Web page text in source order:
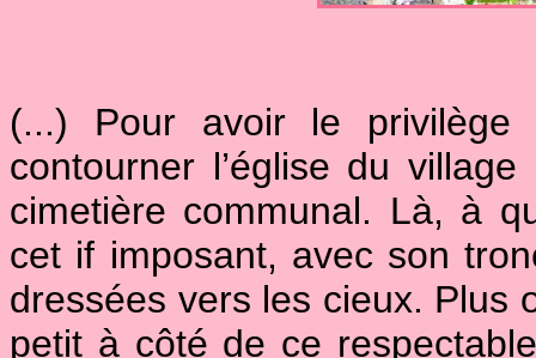
(...) Pour avoir le
contourner l’église du
cimetière communal. Là, à
cet if imposant, avec son
dressées vers les cieux. Plus
petit à côté de ce